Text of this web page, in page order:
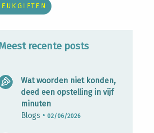
recente posts
Wat woorden niet konden,
deed een opstelling in vijf
minuten
Blogs •02/06/2026